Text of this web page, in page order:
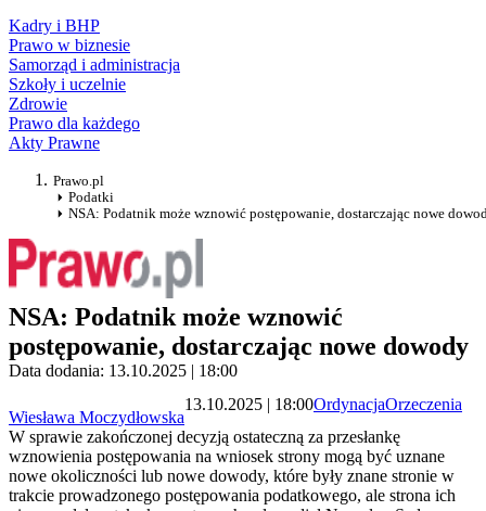
Kadry i BHP
Prawo w biznesie
Samorząd i administracja
Szkoły i uczelnie
Zdrowie
Prawo dla każdego
Akty Prawne
Prawo.pl
Podatki
NSA: Podatnik może wznowić postępowanie, dostarczając nowe
NSA: Podatnik może wznowić
postępowanie, dostarczając nowe dowody
Data dodania: 13.10.2025 | 18:00
Wiesława Moczydłowska
13.10.2025 | 18:00OrdynacjaOrzeczenia
W sprawie zakończonej decyzją ostateczną za przesłankę
wznowienia postępowania na wniosek strony mogą być uznane
nowe okoliczności lub nowe dowody, które były znane stronie w
trakcie prowadzonego postępowania podatkowego, ale strona ich